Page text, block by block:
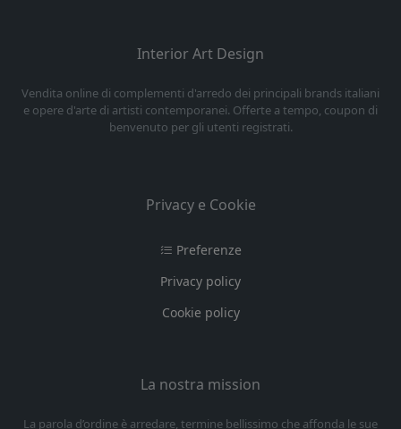
Interior Art Design
Vendita online di complementi d'arredo dei principali brands italiani
e opere d'arte di artisti contemporanei. Offerte a tempo, coupon di
benvenuto per gli utenti registrati.
Privacy e Cookie
Preferenze
Privacy policy
Cookie policy
La nostra mission
La parola d’ordine è arredare, termine bellissimo che affonda le sue